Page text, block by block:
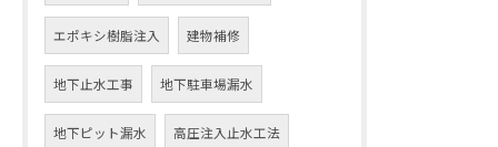
エポキシ樹脂注入 建物補修
地下止水工事 地下駐車場漏水
地下ピット漏水 高圧注入止水工法